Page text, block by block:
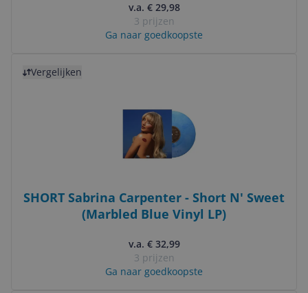
v.a. € 29,98
3 prijzen
Ga naar goedkoopste
Vergelijken
SHORT Sabrina Carpenter - Short N' Sweet
(Marbled Blue Vinyl LP)
v.a. € 32,99
3 prijzen
Ga naar goedkoopste